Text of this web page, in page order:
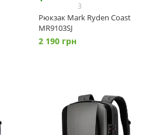
3
Рюкзак Mark Ryden Coast
MR9103SJ
2 190 грн